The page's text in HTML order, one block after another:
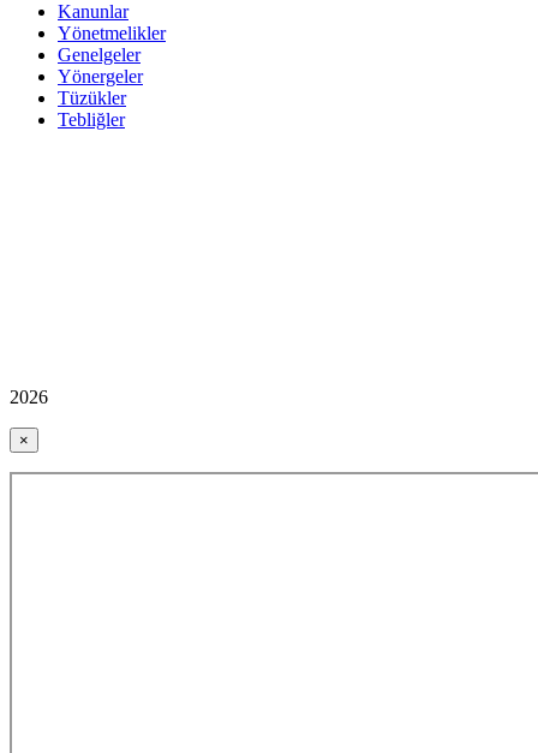
Kanunlar
Yönetmelikler
Genelgeler
Yönergeler
Tüzükler
Tebliğler
2026
×